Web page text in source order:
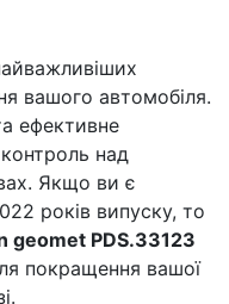
вашого автомобіля.
ефективне
над
Якщо ви є
років випуску, то
geomet PDS.33123
покращення вашої